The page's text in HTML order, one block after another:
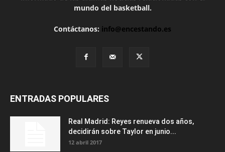
mundo del basketball.
Contáctanos: info@encestando.es
ENTRADAS POPULARES
Real Madrid: Reyes renueva dos años,
decidirán sobre Taylor en junio...
12 abril 2017